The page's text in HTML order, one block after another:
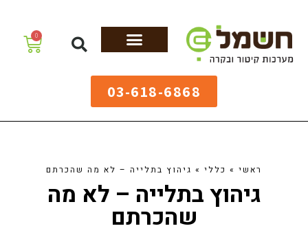
0
03-618-6868
ראשי » כללי » גיהוץ בתלייה – לא מה שהכרתם
גיהוץ בתלייה – לא מה
שהכרתם